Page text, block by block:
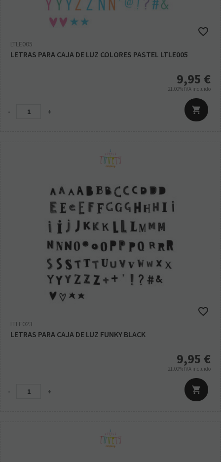
LTLE005
LETRAS PARA CAJA DE LUZ COLORES PASTEL LTLE005
9,95 €
21.00% IVA incluido
- +
LTLE023
LETRAS PARA CAJA DE LUZ FUNKY BLACK
9,95 €
21.00% IVA incluido
- +